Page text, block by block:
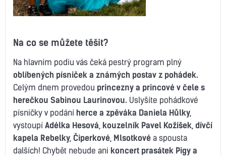
Na co se můžete těšit?
Na hlavním podiu vás čeká pestrý program plný
oblíbených písniček a známých postav z pohádek.
Celým dnem provedou princezny a princové v čele s
herečkou Sabinou Laurinovou. Uslyšíte pohádkové
písničky v podání herce a zpěváka Daniela Hůlky,
vystoupí Adélka Hesová, kouzelník Pavel Kožíšek, dívčí
kapela Rebelky, Čiperkové, Mlsotkové a spousta
dalších! Chybět nebude ani koncert prasátek Pigy a